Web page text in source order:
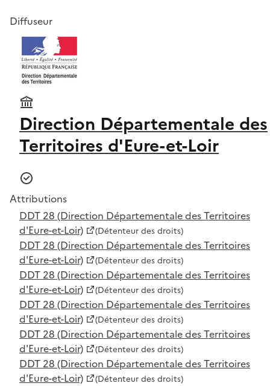
Diffuseur
Direction Départementale des
Territoires d'Eure-et-Loir
Attributions
DDT 28 (Direction Départementale des Territoires
d'Eure-et-Loir)
(Détenteur des droits)
DDT 28 (Direction Départementale des Territoires
d'Eure-et-Loir)
(Détenteur des droits)
DDT 28 (Direction Départementale des Territoires
d'Eure-et-Loir)
(Détenteur des droits)
DDT 28 (Direction Départementale des Territoires
d'Eure-et-Loir)
(Détenteur des droits)
DDT 28 (Direction Départementale des Territoires
d'Eure-et-Loir)
(Détenteur des droits)
DDT 28 (Direction Départementale des Territoires
d'Eure-et-Loir)
(Détenteur des droits)